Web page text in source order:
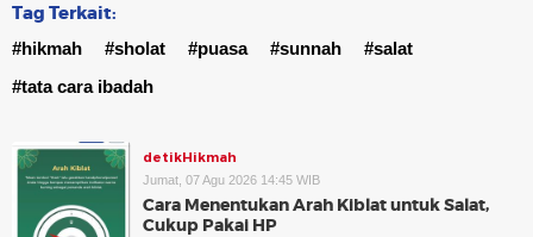
Tag Terkait:
#hikmah #sholat #puasa #sunnah
#salat
#tata cara ibadah
detikHikmah
Jumat, 07 Agu 2026 14:45 WIB
Cara Menentukan Arah Kiblat untuk Salat,
Cukup Pakai HP